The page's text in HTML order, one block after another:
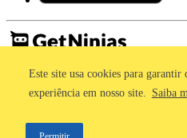
Este site usa cookies para garantir
experiência em nosso site. Saiba
Imprensa
Termos de Uso
©2011 - 2026, GetNinjas LTDA.